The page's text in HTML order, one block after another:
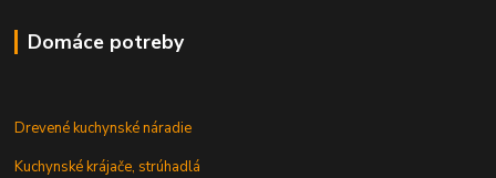
Domáce potreby
Drevené kuchynské náradie
Kuchynské krájače, strúhadlá